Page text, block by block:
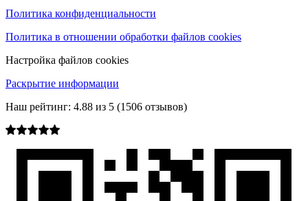
Политика конфиденциальности
Политика в отношении обработки файлов cookies
Настройка файлов cookies
Раскрытие информации
Наш рейтинг: 4.88 из 5 (1506 отзывов)